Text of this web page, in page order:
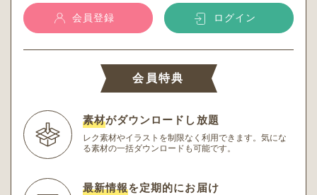
会員登録 ログイン
会員特典
素材がダウンロードし放題
レク素材やイラストを制限なく利用できます。 気にな
る素材の一括ダウンロードも可能です。
最新情報を定期的にお届け